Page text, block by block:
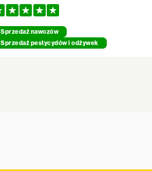
Sprzedaż nawozów
Sprzedaż pestycydów i odżywek